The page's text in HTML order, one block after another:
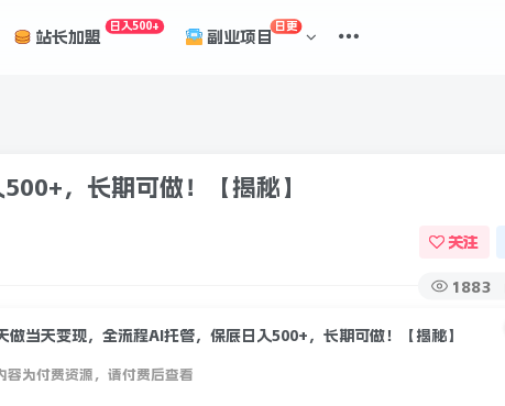
站长加盟
日入500+
副业项目
日更
，长期可做！【揭秘】
关注
1883
做当天变现，全流程AI托管，保底日入500+，长期可做！【揭秘】
容为付费资源，请付费后查看